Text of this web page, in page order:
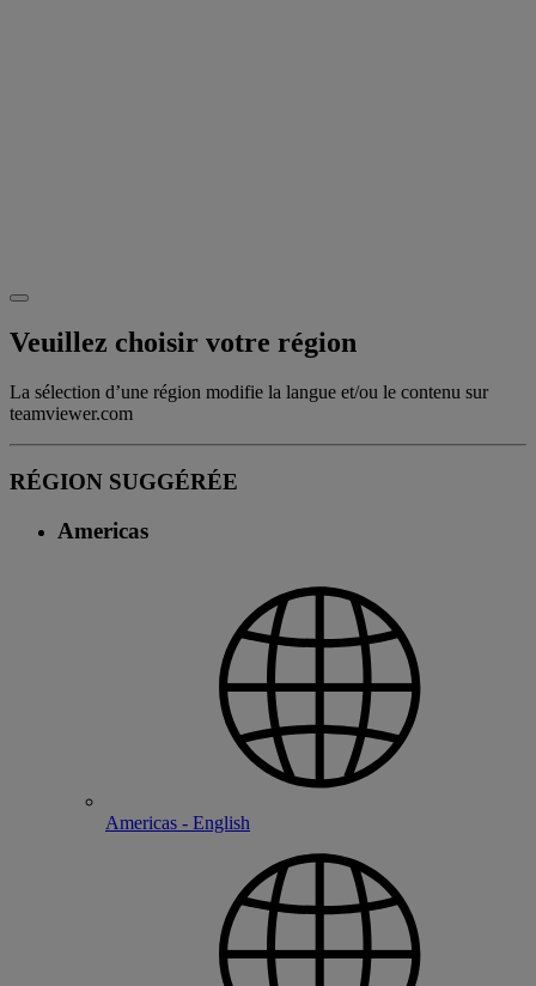
Veuillez choisir votre région
La sélection d’une région modifie la langue et/ou le contenu sur
teamviewer.com
RÉGION SUGGÉRÉE
Americas
Americas - English